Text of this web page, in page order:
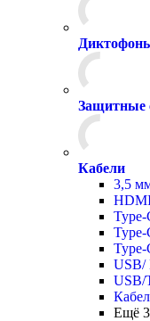
Защитные
Кабели
3,5
Type-
Type-
USB/
USB/
Ещё 3